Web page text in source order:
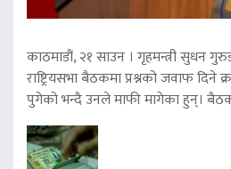
काठमाडौं, २१ साउन । गृहमन्त्री सुधन
राष्ट्रियसभा बैठकमा प्रश्नको जवाफ दिने
पुगेको भन्दै उनले माफी मागेका हुन्।